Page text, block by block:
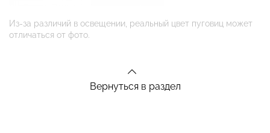
Из-за различий в освещении, реальный цвет пуговиц может
отличаться от фото.
Вернуться в раздел